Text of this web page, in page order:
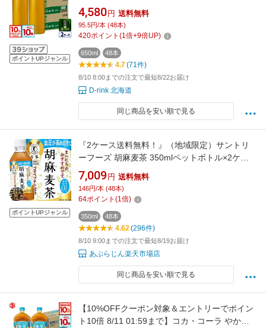
ポイントUPジャンル
鷹 濃い緑茶 ラベルレス 650ml ペットボトル 24
本入り×2ケース【送料無料】【楽天モバイル最
強感謝祭】
4,580 円 送料無料
95.5円/本 (48本)
420ポイント (1倍+9倍UP)
650ml 48本
4.7(71件)
8/10 8:00までの注文で最短8/22お届け
D-rink 北海道
同じ商品を安い順で見る
ポイントUPジャンル
『2ケース送料無料！』（地域限定）サントリ
ーフーズ 胡麻麦茶 350mlペットボトル×2ケー
ス48本(1ケースは24本入り) サントリー胡麻麦
茶 ごま麦茶 胡麻むぎ茶 ブレンド茶 350g※ご注
文確定後3日～14日の間に発送予定。[ho]
7,009 円 送料無料
146円/本 (48本)
64ポイント (1倍)
350ml 48本
4.62(296件)
8/10 9:00までの注文で最短8/19お届け
あぶらじん楽天市場店
同じ商品を安い順で見る
【10%OFFクーポン対象＆エントリーでポイン
ト10倍 8/11 01:59まで】コカ・コーラ やかん